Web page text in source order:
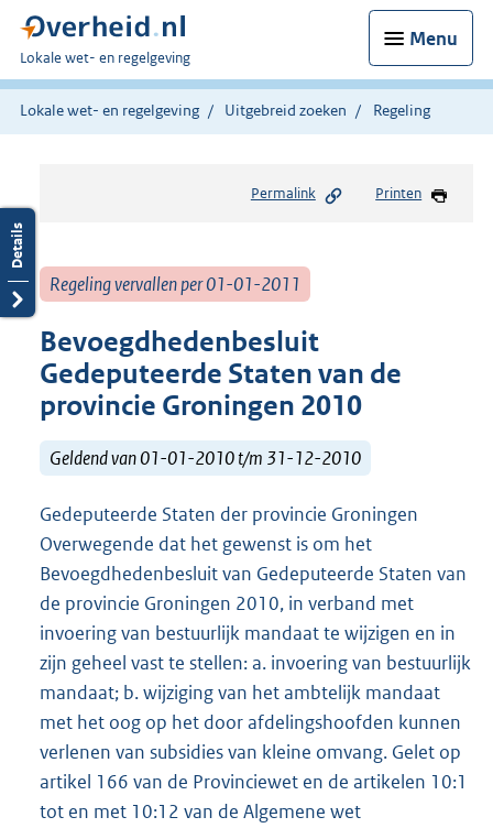
Menu
U
bent
hier:
Lokale wet- en regelgeving
Lokale wet- en regelgeving Uitgebreid zoeken Regeling
Permalink Printen
Regeling vervallen per 01-01-2011
Bevoegdhedenbesluit
Gedeputeerde Staten van de
provincie Groningen 2010
Geldend van 01-01-2010 t/m 31-12-2010
Gedeputeerde Staten der provincie Groningen
Overwegende dat het gewenst is om het
Bevoegdhedenbesluit van Gedeputeerde Staten van
de provincie Groningen 2010, in verband met
invoering van bestuurlijk mandaat te wijzigen en in
zijn geheel vast te stellen: a. invoering van bestuurlijk
mandaat; b. wijziging van het ambtelijk mandaat
met het oog op het door afdelingshoofden kunnen
verlenen van subsidies van kleine omvang. Gelet op
artikel 166 van de Provinciewet en de artikelen 10:1
tot en met 10:12 van de Algemene wet